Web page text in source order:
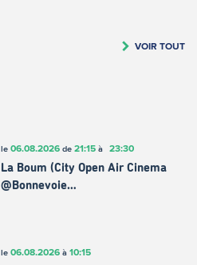
VOIR TOUT
le 06.08.2026de 21:15à 23:30
La Boum (City Open Air Cinema
@Bonnevoie…
le 06.08.2026à 10:15